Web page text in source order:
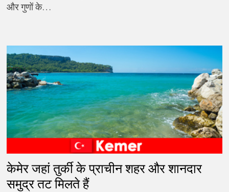
और गुणों के…
केमेर जहां तुर्की के प्राचीन शहर और शानदार
समुद्र तट मिलते हैं